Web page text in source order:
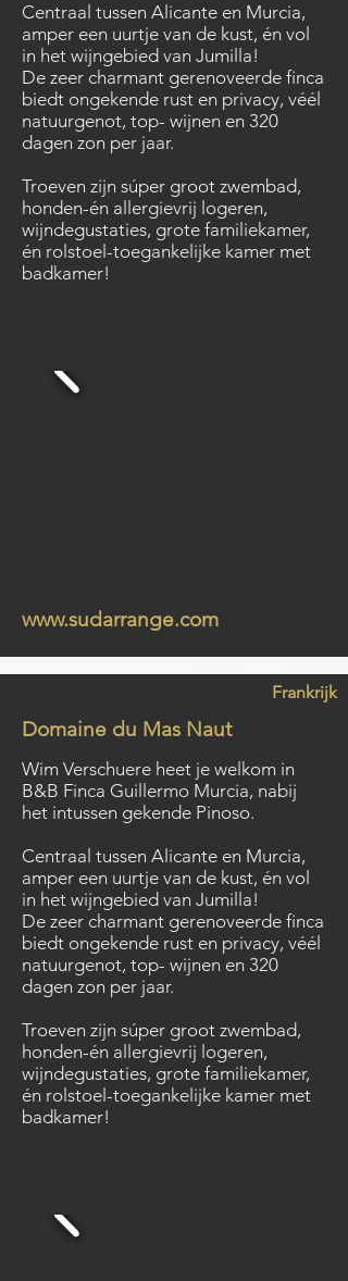
Centraal tussen Alicante en Murcia,
amper een uurtje van de kust, én vol
in het wijngebied van Jumilla!
De zeer charmant gerenoveerde finca
biedt ongekende rust en privacy, véél
natuurgenot, top- wijnen en 320
dagen zon per jaar.
Troeven zijn súper groot zwembad,
honden-én allergievrij logeren,
wijndegustaties, grote familiekamer,
én rolstoel-toegankelijke kamer met
badkamer!
www.sudarrange.com
Frankrijk
Domaine du Mas Naut
Wim Verschuere heet je welkom in
B&B Finca Guillermo Murcia, nabij
het intussen gekende Pinoso.
Centraal tussen Alicante en Murcia,
amper een uurtje van de kust, én vol
in het wijngebied van Jumilla!
De zeer charmant gerenoveerde finca
biedt ongekende rust en privacy, véél
natuurgenot, top- wijnen en 320
dagen zon per jaar.
Troeven zijn súper groot zwembad,
honden-én allergievrij logeren,
wijndegustaties, grote familiekamer,
én rolstoel-toegankelijke kamer met
badkamer!